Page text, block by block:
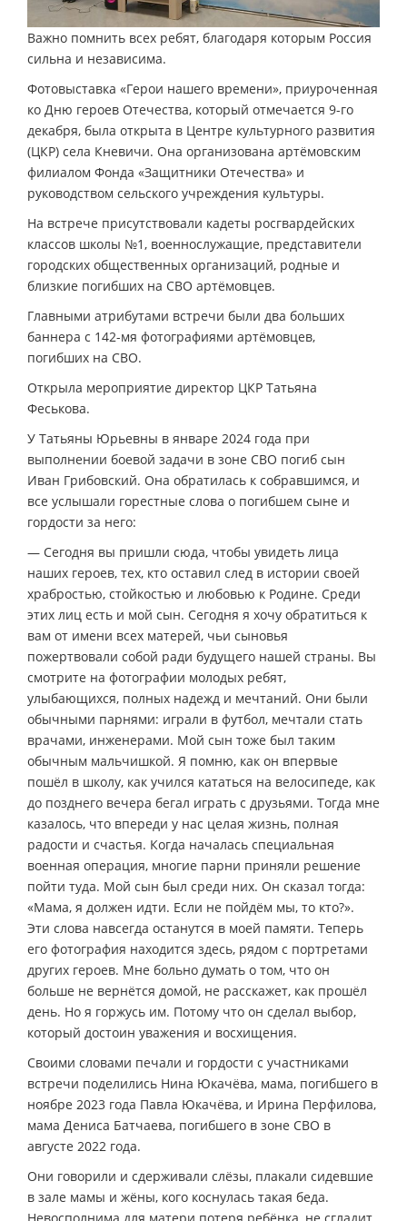
Важно помнить всех ребят, благодаря которым Россия
сильна и независима.
Фотовыставка «Герои нашего времени», приуроченная
ко Дню героев Отечества, который отмечается 9-го
декабря, была открыта в Центре культурного развития
(ЦКР) села Кневичи. Она организована артёмовским
филиалом Фонда «Защитники Отечества» и
руководством сельского учреждения культуры.
На встрече присутствовали кадеты росгвардейских
классов школы №1, военнослужащие, представители
городских общественных организаций, родные и
близкие погибших на СВО артёмовцев.
Главными атрибутами встречи были два больших
баннера с 142-мя фотографиями артёмовцев,
погибших на СВО.
Открыла мероприятие директор ЦКР Татьяна
Феськова.
У Татьяны Юрьевны в январе 2024 года при
выполнении боевой задачи в зоне СВО погиб сын
Иван Грибовский. Она обратилась к собравшимся, и
все услышали горестные слова о погибшем сыне и
гордости за него:
— Сегодня вы пришли сюда, чтобы увидеть лица
наших героев, тех, кто оставил след в истории своей
храбростью, стойкостью и любовью к Родине. Среди
этих лиц есть и мой сын. Сегодня я хочу обратиться к
вам от имени всех матерей, чьи сыновья
пожертвовали собой ради будущего нашей страны. Вы
смотрите на фотографии молодых ребят,
улыбающихся, полных надежд и мечтаний. Они были
обычными парнями: играли в футбол, мечтали стать
врачами, инженерами. Мой сын тоже был таким
обычным мальчишкой. Я помню, как он впервые
пошёл в школу, как учился кататься на велосипеде, как
до позднего вечера бегал играть с друзьями. Тогда мне
казалось, что впереди у нас целая жизнь, полная
радости и счастья. Когда началась специальная
военная операция, многие парни приняли решение
пойти туда. Мой сын был среди них. Он сказал тогда:
«Мама, я должен идти. Если не пойдём мы, то кто?».
Эти слова навсегда останутся в моей памяти. Теперь
его фотография находится здесь, рядом с портретами
других героев. Мне больно думать о том, что он
больше не вернётся домой, не расскажет, как прошёл
день. Но я горжусь им. Потому что он сделал выбор,
который достоин уважения и восхищения.
Своими словами печали и гордости с участниками
встречи поделились Нина Юкачёва, мама, погибшего в
ноябре 2023 года Павла Юкачёва, и Ирина Перфилова,
мама Дениса Батчаева, погибшего в зоне СВО в
августе 2022 года.
Они говорили и сдерживали слёзы, плакали сидевшие
в зале мамы и жёны, кого коснулась такая беда.